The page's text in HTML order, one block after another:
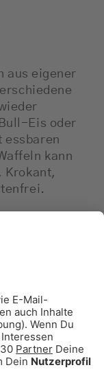
aus eigener
Eis oder
essbaren
kann
Krokant,
Name
aus
oder
Feigen-
wie